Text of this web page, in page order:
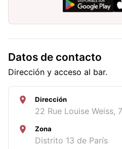
Datos de contacto
Dirección y acceso al bar.
Dirección
22 Rue Louise Weiss,
Zona
Distrito 13 de París